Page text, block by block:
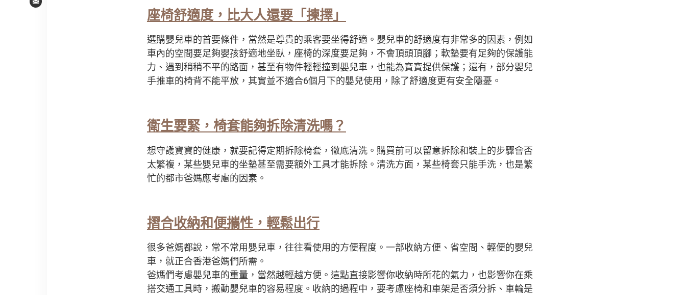
Email
座椅舒適度，比大人還要「揀擇」
選購嬰兒車的首要條件，當然是尊貴的乘客要坐得舒適。嬰兒車的舒適度有非常多的因素，例如
車內的空間要足夠嬰孩舒適地坐臥，座椅的深度要足夠，不會頂頭頂腳；軟墊要有足夠的保護能
力、遇到稍稍不平的路面，甚至有物件輕輕撞到嬰兒車，也能為寶寶提供保護；還有，部分嬰兒
手推車的椅背不能平放，其實並不適合6個月下的嬰兒使用，除了舒適度更有安全隱憂。
衛生要緊，椅套能夠拆除清洗嗎？
想守護寶寶的健康，就要記得定期拆除椅套，徹底清洗。購買前可以留意拆除和裝上的步驟會否
太繁複，某些嬰兒車的坐墊甚至需要額外工具才能拆除。清洗方面，某些椅套只能手洗，也是繁
忙的都市爸媽應考慮的因素。
摺合收納和便攜性，輕鬆出行
很多爸媽都說，常不常用嬰兒車，往往看使用的方便程度。一部收納方便、省空間、輕便的嬰兒
車，就正合香港爸媽們所需。
爸媽們考慮嬰兒車的重量，當然越輕越方便。這點直接影響你收納時所花的氣力，也影響你在乘
搭交通工具時，搬動嬰兒車的容易程度。收納的過程中，要考慮座椅和車架是否須分拆、車輪是